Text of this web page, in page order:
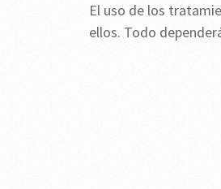
El uso de los
ellos. Todo